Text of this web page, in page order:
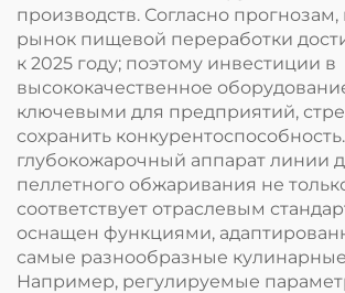
производств. Согласно
рынок пищевой переработки
к 2025 году; поэтому инвестиции в
высококачественное
ключевыми для предприятий,
сохранить
глубокожарочный аппарат линии
пеллетного обжаривания не
соответствует отраслевым
оснащен функциями,
самые разнообразные
Например, регулируемые